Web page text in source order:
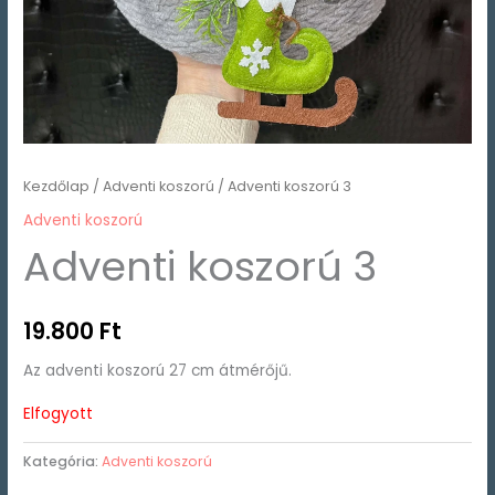
Kezdőlap /Adventi koszorú / Adventi koszorú 3
Adventi koszorú
Adventi koszorú 3
19.800 Ft
Az adventi koszorú 27 cm átmérőjű.
Elfogyott
Kategória:Adventi koszorú